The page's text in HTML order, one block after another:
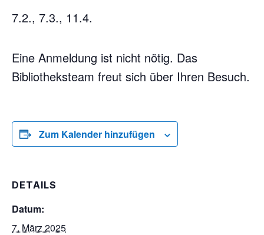
7.2., 7.3., 11.4.
Eine Anmeldung ist nicht nötig. Das
Bibliotheksteam freut sich über Ihren Besuch.
Zum Kalender hinzufügen
DETAILS
Datum:
7. März 2025